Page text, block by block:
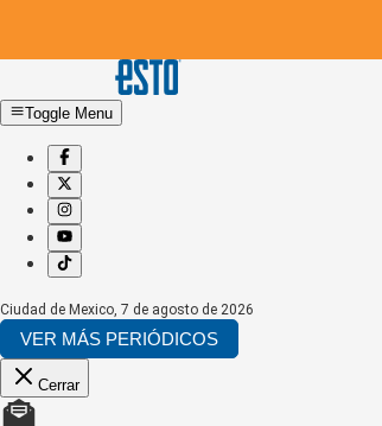
Toggle Menu
Ciudad de Mexico, 7 de agosto de 2026
VER MÁS PERIÓDICOS
Cerrar